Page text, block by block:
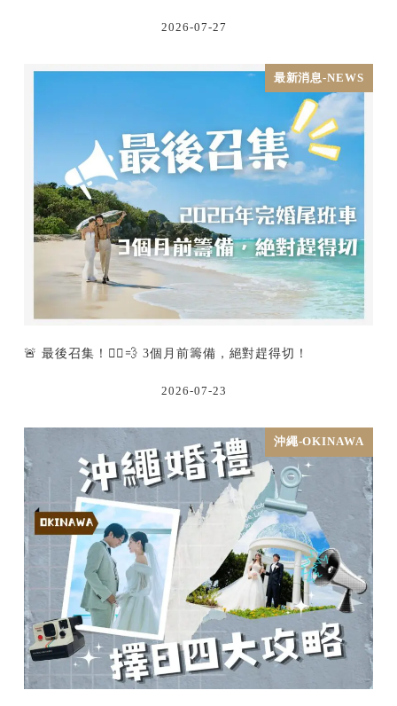
2026-07-27
最新消息-NEWS
🚨 最後召集！🏃‍♂️💨 3個月前籌備，絕對趕得切！
2026-07-23
沖繩-OKINAWA